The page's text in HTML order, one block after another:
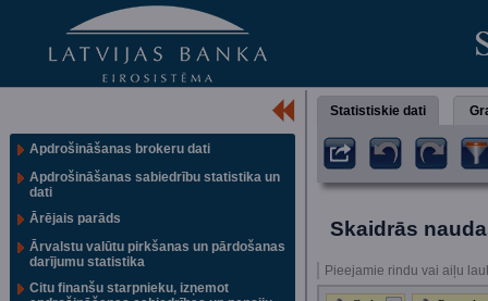
Apdrošināšanas brokeru dati
Apdrošināšanas sabiedrību statistika un
dati
Ārējais parāds
Ārvalstu valūtu pirkšanas un pārdošanas
darījumu statistika
Citu finanšu starpnieku, izņemot
Statistiskie dati
Skaidrās
Pieejamie rindu vai aiļu